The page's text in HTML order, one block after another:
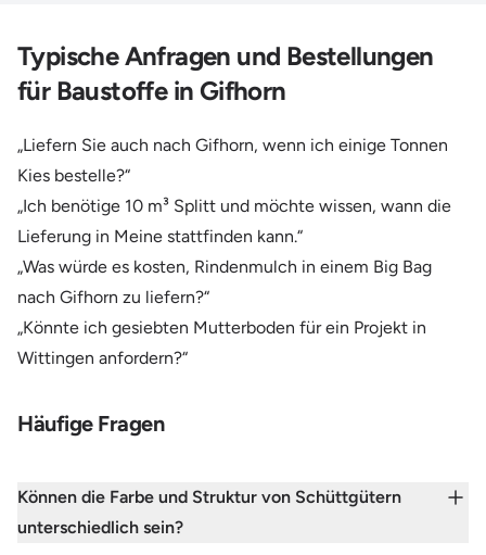
Typische Anfragen und Bestellungen
für Baustoffe in Gifhorn
„Liefern Sie auch nach Gifhorn, wenn ich einige Tonnen
Kies bestelle?“
„Ich benötige 10 m³ Splitt und möchte wissen, wann die
Lieferung in Meine stattfinden kann.“
„Was würde es kosten, Rindenmulch in einem Big Bag
nach Gifhorn zu liefern?“
„Könnte ich gesiebten Mutterboden für ein Projekt in
Wittingen anfordern?“
Häufige Fragen
Können die Farbe und Struktur von Schüttgütern
unterschiedlich sein?